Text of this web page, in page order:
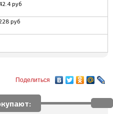
руб
руб
Поделиться